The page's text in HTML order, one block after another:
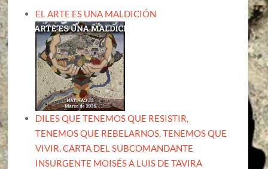
EL ARTE ES UNA MALDICIÓN
DILES QUE TENEMOS QUE RESISTIR,
TENEMOS QUE REBELARNOS, TENEMOS QUE
VIVIR. CARTA DEL SUBCOMANDANTE
INSURGENTE MOISÉS A LUIS DE TAVIRA